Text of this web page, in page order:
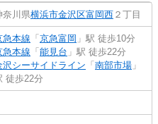
奈川県横浜市金沢区富岡西 ２丁目
急本線 「 京急富岡 」駅 徒歩10分
急本線 「 能見台 」駅 徒歩22分
沢シーサイドライン 「 南部市場 」
徒歩22分